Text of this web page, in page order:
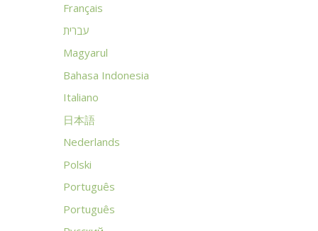
Français
עברית
Magyarul
Bahasa Indonesia
Italiano
日本語
Nederlands
Polski
Português
Português